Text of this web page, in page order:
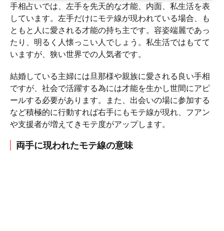
手相占いでは、左手を先天的な才能、内面、私生活を表
しています。左手だけにモテ線が現われている場合、も
ともと人に愛される才能の持ち主です。容姿端麗であっ
たり、明るく人懐っこい人でしょう。私生活ではもてて
いますが、狭い世界での人気者です。
結婚している主婦には旦那様や親族に愛される良い手相
ですが、社会で活躍する為には才能を生かし世間にアピ
ールする必要があります。また、出会いの場に参加する
など積極的に行動すれば右手にもモテ線が現れ、フアン
や支援者が増えてきモテ度がアップします。
両手に現われたモテ線の意味